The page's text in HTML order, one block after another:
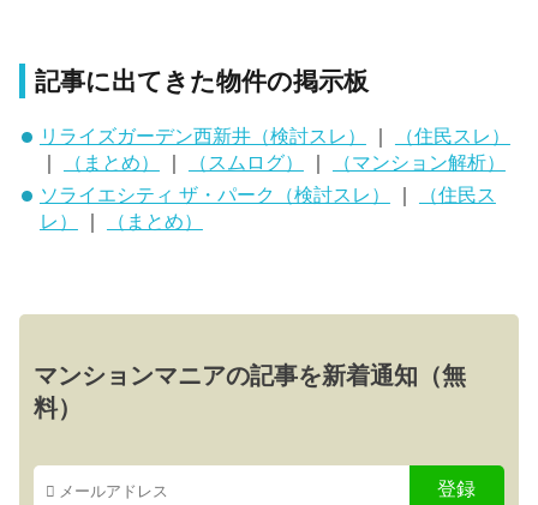
記事に出てきた物件の掲示板
リライズガーデン西新井（検討スレ） ｜
（住民スレ）
｜
（まとめ） ｜ （スムログ） ｜
（マンション解析）
ソライエシティ ザ・パーク（検討スレ）
｜
（住民ス
レ）
｜ （まとめ）
マンションマニアの記事を新着通知（無
料）